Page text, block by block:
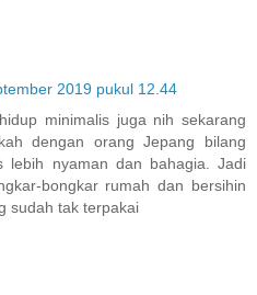
2019 pukul 12.44
minimalis juga nih sekarang
dengan orang Jepang bilang
lebih nyaman dan bahagia. Jadi
bongkar rumah dan bersihin
sudah tak terpakai